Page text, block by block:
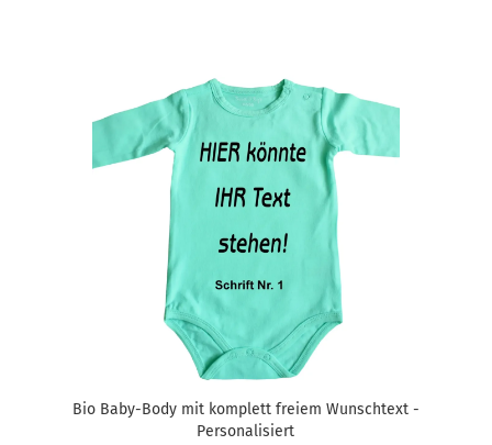
Bio Baby-Body mit komplett freiem Wunschtext -
Personalisiert